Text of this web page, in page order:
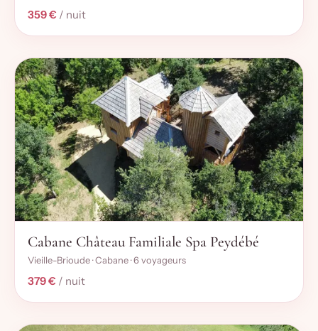
359 € / nuit
Cabane Château Familiale Spa Peydébé
Vieille-Brioude · Cabane · 6 voyageurs
379 € / nuit